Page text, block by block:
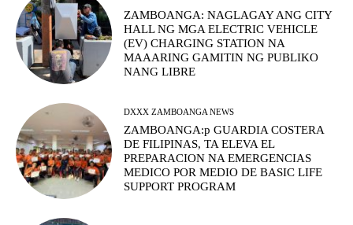
ZAMBOANGA: NAGLAGAY ANG CITY
HALL NG MGA ELECTRIC VEHICLE
(EV) CHARGING STATION NA
MAAARING GAMITIN NG PUBLIKO
NANG LIBRE
DXXX ZAMBOANGA NEWS
ZAMBOANGA:p GUARDIA COSTERA
DE FILIPINAS, TA ELEVA EL
PREPARACION NA EMERGENCIAS
MEDICO POR MEDIO DE BASIC LIFE
SUPPORT PROGRAM